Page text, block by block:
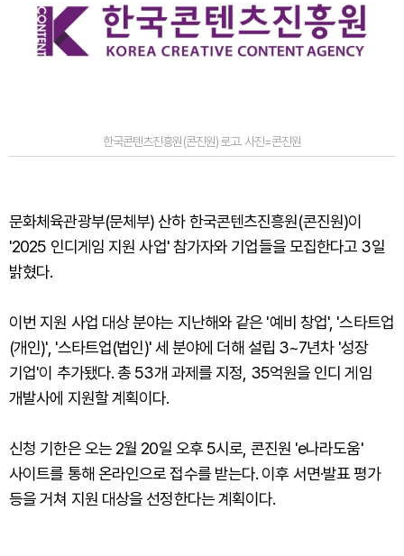
한국콘텐츠진흥원(콘진원) 로고. 사진=콘진원
문화체육관광부(문체부) 산하 한국콘텐츠진흥원(콘진원)이
'2025 인디게임 지원 사업' 참가자와 기업들을 모집한다고 3일
밝혔다.
이번 지원 사업 대상 분야는 지난해와 같은 '예비 창업', '스타트업
(개인)', '스타트업(법인)' 세 분야에 더해 설립 3~7년차 '성장
기업'이 추가됐다. 총 53개 과제를 지정, 35억원을 인디 게임
개발사에 지원할 계획이다.
신청 기한은 오는 2월 20일 오후 5시로, 콘진원 'e나라도움'
사이트를 통해 온라인으로 접수를 받는다. 이후 서면·발표 평가
등을 거쳐 지원 대상을 선정한다는 계획이다.